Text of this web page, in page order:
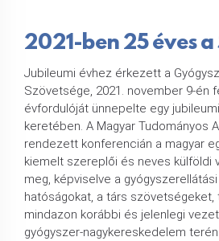
2021-ben 25 éves
Jubileumi évhez érkezett a
Szövetsége, 2021. november 9-én
évfordulóját ünnepelte egy
keretében. A Magyar Tudományos
rendezett konferencián a magyar
kiemelt szereplői és neves külföldi
meg, képviselve a
hatóságokat, a társ szövetségeket,
mindazon korábbi és jelenlegi
gyógyszer-nagykereskedelem